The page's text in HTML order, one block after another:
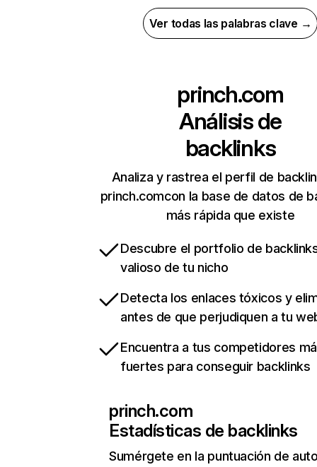
Ver todas las palabras clave →
princh.com
Análisis de
backlinks
Analiza y rastrea el perfil de
princh.comcon la base de datos de
más rápida que existe
Descubre el portfolio de
valioso de tu nicho
Detecta los enlaces tóxicos y
antes de que perjudiquen a tu
Encuentra a tus competidores
fuertes para conseguir backlinks
princh.com
Estadísticas de backlinks
Sumérgete en la puntuación de